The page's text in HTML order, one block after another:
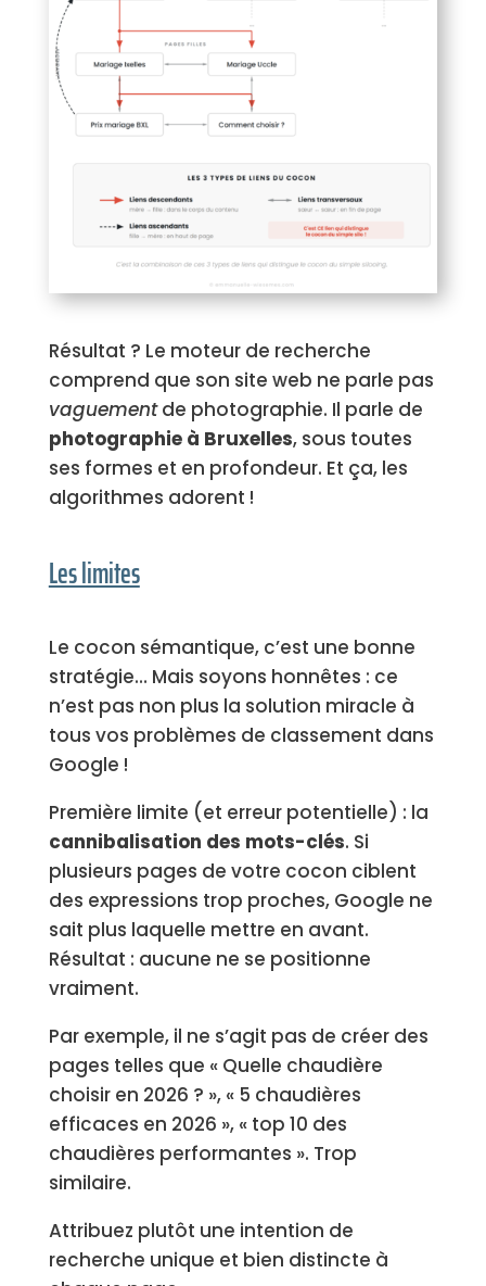
Résultat ? Le moteur de recherche
comprend que son site web ne parle pas
vaguementde photographie. Il parle de
photographie à Bruxelles, sous toutes
ses formes et en profondeur. Et ça, les
algorithmes adorent !
Les limites
Le cocon sémantique, c’est une bonne
stratégie… Mais soyons honnêtes : ce
n’est pas non plus la solution miracle à
tous vos problèmes de classement dans
Google !
Première limite (et erreur potentielle) : la
cannibalisation des mots-clés. Si
plusieurs pages de votre cocon ciblent
des expressions trop proches, Google ne
sait plus laquelle mettre en avant.
Résultat : aucune ne se positionne
vraiment.
Par exemple, il ne s’agit pas de créer des
pages telles que « Quelle chaudière
choisir en 2026 ? », « 5 chaudières
efficaces en 2026 », « top 10 des
chaudières performantes ». Trop
similaire.
Attribuez plutôt une intention de
recherche unique et bien distincte à